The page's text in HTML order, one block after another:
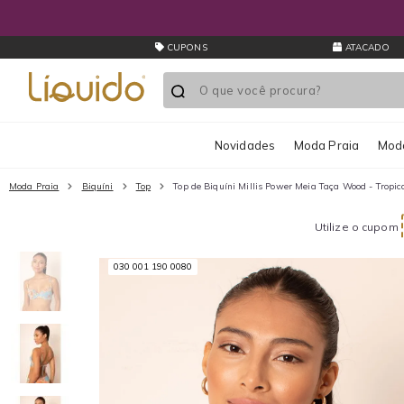
CUPONS ATACADO
Novidades Moda Praia
Moda Praia Biquíni Top Top de Biquíni Millis Power Meia Taça Wood -
Utilize o cupom
030 001 190 0080